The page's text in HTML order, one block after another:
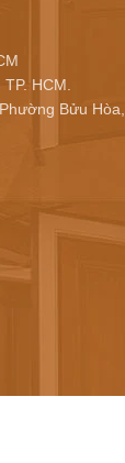
HCM.
Bửu Hòa,